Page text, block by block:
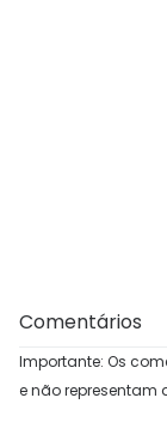
Comentários
Importante: Os
e não representam